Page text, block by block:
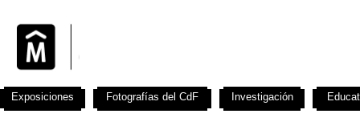
Exposiciones Fotografías del CdF Investigación